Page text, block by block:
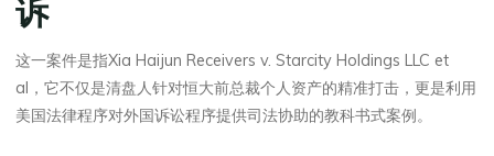
诉
这一案件是指Xia Haijun Receivers v. Starcity Holdings LLC et
al，它不仅是清盘人针对恒大前总裁个人资产的精准打击，更是利用
美国法律程序对外国诉讼程序提供司法协助的教科书式案例。